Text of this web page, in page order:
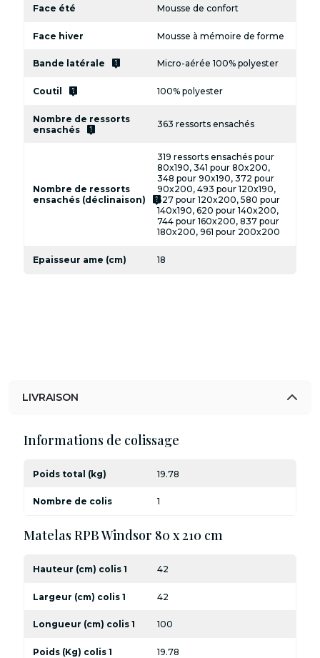
Face été Mousse de confort
Face hiver Mousse à mémoire de forme
Bande latérale live_help Micro-aérée 100% polyester
Coutil live_help 100% polyester
Nombre de ressorts
ensachés
live_help 363 ressorts ensachés
Nombre de ressorts
ensachés (déclinaison)
live_help
319 ressorts ensachés pour
80x190, 341 pour 80x200,
348 pour 90x190, 372 pour
90x200, 493 pour 120x190,
527 pour 120x200, 580 pour
140x190, 620 pour 140x200,
744 pour 160x200, 837 pour
180x200, 961 pour 200x200
Epaisseur ame (cm) 18
LIVRAISON
Informations de colissage
Poids total (kg) 19.78
Nombre de colis 1
Matelas RPB Windsor 80 x 210 cm
Hauteur (cm) colis 1 42
Largeur (cm) colis 1 42
Longueur (cm) colis 1 100
Poids (Kg) colis 1 19.78